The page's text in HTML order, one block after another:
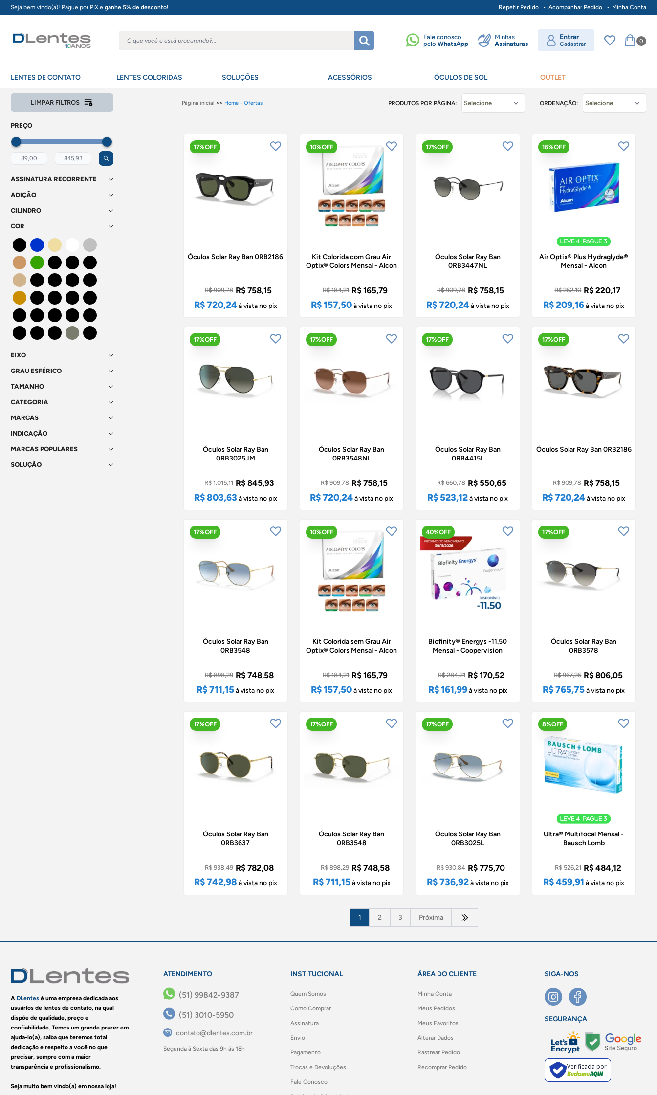
Seja bem vindo(a)! Pague por PIX e ganhe 5% de desconto! Repetir Pedido Acompanhar Pedido Minha Conta
0
Entrar
Cadastrar
Minhas
Assinaturas
Fale conosco
pelo WhatsApp
LENTES DE CONTATO LENTES COLORIDAS SOLUÇÕES ACESSÓRIOS ÓCULOS DE SOL OUTLET
LIMPAR FILTROS
PREÇO
ASSINATURA RECORRENTE
ADIÇÃO
CILINDRO
COR
EIXO
GRAU ESFÉRICO
TAMANHO
CATEGORIA
MARCAS
INDICAÇÃO
MARCAS POPULARES
SOLUÇÃO
Página inicial >> Home - Ofertas PRODUTOS POR PÁGINA: ORDENAÇÃO:
Óculos Solar Ray Ban 0RB2186
R$ 909,78 R$ 758,15
R$ 720,24à vista no pix
17%OFF
Kit Colorida com Grau Air
Optix® Colors Mensal - Alcon
R$ 184,21 R$ 165,79
R$ 157,50à vista no pix
10%OFF
Óculos Solar Ray Ban
0RB3447NL
R$ 909,78 R$ 758,15
R$ 720,24à vista no pix
17%OFF
Air Optix® Plus Hydraglyde®
Mensal - Alcon
R$ 262,10 R$ 220,17
R$ 209,16à vista no pix
16%OFF
Óculos Solar Ray Ban
0RB3025JM
R$ 1.015,11 R$ 845,93
R$ 803,63 à vista no pix
17%OFF
Óculos Solar Ray Ban
0RB3548NL
R$ 909,78 R$ 758,15
R$ 720,24à vista no pix
17%OFF
Óculos Solar Ray Ban
0RB4415L
R$ 660,78 R$ 550,65
R$ 523,12à vista no pix
17%OFF
Óculos Solar Ray Ban 0RB2186
R$ 909,78 R$ 758,15
R$ 720,24à vista no pix
17%OFF
Óculos Solar Ray Ban
0RB3548
R$ 898,29 R$ 748,58
R$ 711,15à vista no pix
17%OFF
Kit Colorida sem Grau Air
Optix® Colors Mensal - Alcon
R$ 184,21 R$ 165,79
R$ 157,50à vista no pix
10%OFF
Biofinity® Energys -11.50
Mensal - Coopervision
R$ 284,21 R$ 170,52
R$ 161,99à vista no pix
40%OFF
Óculos Solar Ray Ban
0RB3578
R$ 967,26 R$ 806,05
R$ 765,75à vista no pix
17%OFF
Óculos Solar Ray Ban
0RB3637
R$ 938,49 R$ 782,08
R$ 742,98 à vista no pix
17%OFF
Óculos Solar Ray Ban
0RB3548
R$ 898,29 R$ 748,58
R$ 711,15à vista no pix
17%OFF
Óculos Solar Ray Ban
0RB3025L
R$ 930,84 R$ 775,70
R$ 736,92à vista no pix
17%OFF
Ultra® Multifocal Mensal -
Bausch Lomb
R$ 526,21 R$ 484,12
R$ 459,91 à vista no pix
8%OFF
1 2 3 Próxima
A DLentes é uma empresa dedicada aos
usuários de lentes de contato, na qual
dispõe de qualidade, preço e
confiabilidade. Temos um grande prazer em
ajuda-lo(a), saiba que teremos total
dedicação e respeito a você no que
precisar, sempre com a maior
transparência e profissionalismo.
Seja muito bem vindo(a) em nossa loja!
ATENDIMENTO
(51) 99842-9387
(51) 3010-5950
contato@dlentes.com.br
Segunda à Sexta das 9h ás 18h
INSTITUCIONAL
Quem Somos
Como Comprar
Assinatura
Envio
Pagamento
Trocas e Devoluções
Fale Conosco
ÁREA DO CLIENTE
Minha Conta
Meus Pedidos
Meus Favoritos
Alterar Dados
Rastrear Pedido
Recomprar Pedido
SIGA-NOS
SEGURANÇA
Verificada por